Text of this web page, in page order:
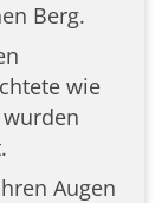
Berg.
wie
Augen